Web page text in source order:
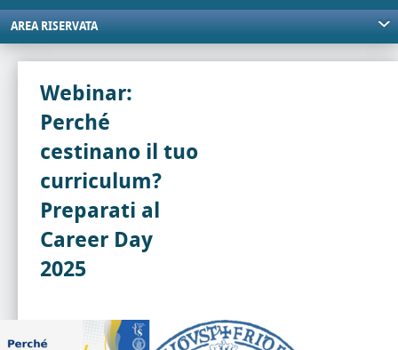
AREA RISERVATA
Webinar:
Perché
cestinano il tuo
curriculum?
Preparati al
Career Day
2025